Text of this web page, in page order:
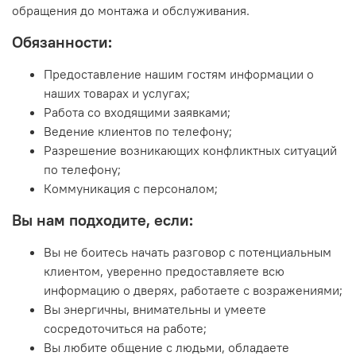
обращения до монтажа и обслуживания.
Обязанности:
Предоставление нашим гостям информации о
наших товарах и услугах;
Работа со входящими заявками;
Ведение клиентов по телефону;
Разрешение возникающих конфликтных ситуаций
по телефону;
Коммуникация с персоналом;
Вы нам подходите, если:
Вы не боитесь начать разговор с потенциальным
клиентом, уверенно предоставляете всю
информацию о дверях, работаете с возражениями;
Вы энергичны, внимательны и умеете
сосредоточиться на работе;
Вы любите общение с людьми, обладаете